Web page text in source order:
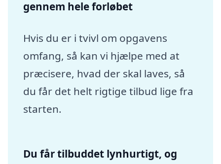
gennem hele forløbet
Hvis du er i tvivl om opgavens
omfang, så kan vi hjælpe med at
præcisere, hvad der skal laves, så
du får det helt rigtige tilbud lige fra
starten.
Du får tilbuddet lynhurtigt, og